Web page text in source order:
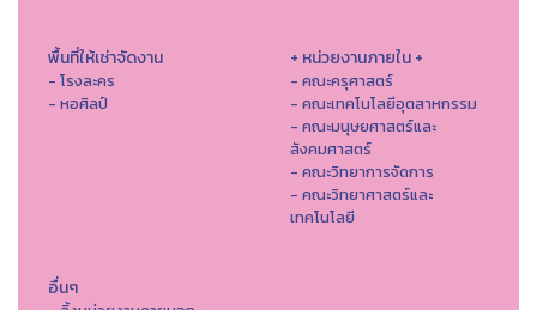
พื้นที่ให้เช่าจัดงาน
- โรงละคร
- หอศิลป์
+ หน่วยงานภายใน +
- คณะครุศาสตร์
- คณะเทคโนโลยีอุตสาหกรรม
- คณะมนุษยศาสตร์และ
สังคมศาสตร์
- คณะวิทยาการจัดการ
- คณะวิทยาศาสตร์และ
เทคโนโลยี
อื่นๆ